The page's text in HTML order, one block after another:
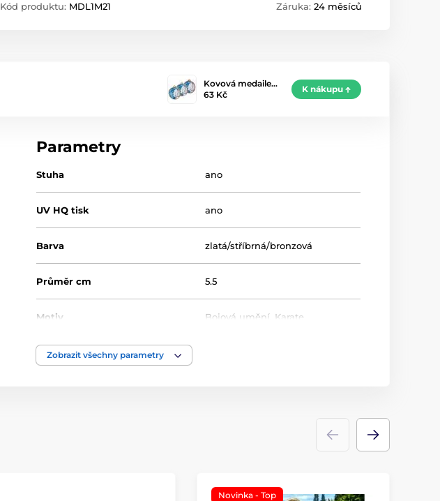
Kód produktu: MDL1M21 Záruka: 24 měsíců
Kovová medaile…
63 Kč
K nákupu
Parametry
Stuha ano
UV HQ tisk ano
Barva zlatá/stříbrná/bronzová
Průměr cm 5.5
Motiv Bojová umění Karate
Typ ocenění
Zobrazit všechny parametry
Novinka - Top